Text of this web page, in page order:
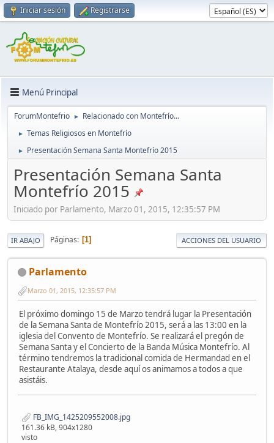
Iniciar sesión Registrarse
Menú Principal
ForumMontefrio ► Relacionado con Montefrío...
► Temas Religiosos en Montefrío
► Presentación Semana Santa Montefrío 2015
Presentación Semana Santa
Montefrío 2015
Iniciado por Parlamento, Marzo 01, 2015, 12:35:57 PM
IR ABAJO Páginas 1 ACCIONES DEL USUARIO
Parlamento
Marzo 01, 2015, 12:35:57 PM
El próximo domingo 15 de Marzo tendrá lugar la Presentación
de la Semana Santa de Montefrío 2015, será a las 13:00 en la
iglesia del Convento de Montefrío. Se realizará el pregón de
Semana Santa y el Concierto de la Banda Música Montefrío. Al
término tendremos la tradicional comida de Hermandad en el
Restaurante Atalaya, desde aquí os animamos a todos a que
asistáis.
FB_IMG_1425209552008.jpg
161.36 kB, 904x1280
visto